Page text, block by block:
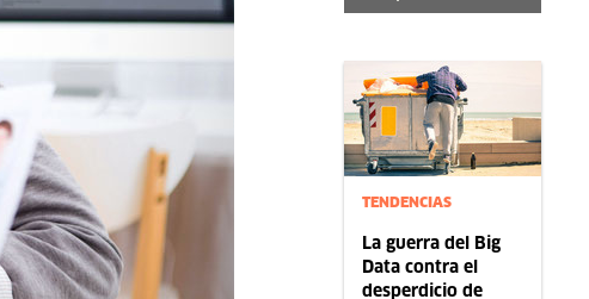
TENDENCIAS
La guerra del Big
Data contra el
desperdicio de